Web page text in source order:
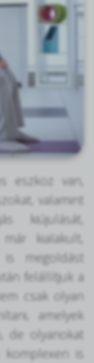
eszköz van,
valamint
kiújulását,
kialakult,
is megoldást
felállítjuk a
csak olyan
amelyek
de olyanokat
is